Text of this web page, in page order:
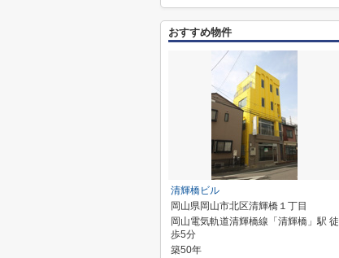
おすすめ物件
清輝橋ビル
岡山県岡山市北区清輝橋１丁目
岡山電気軌道清輝橋線「清輝橋」駅 徒
歩5分
築50年